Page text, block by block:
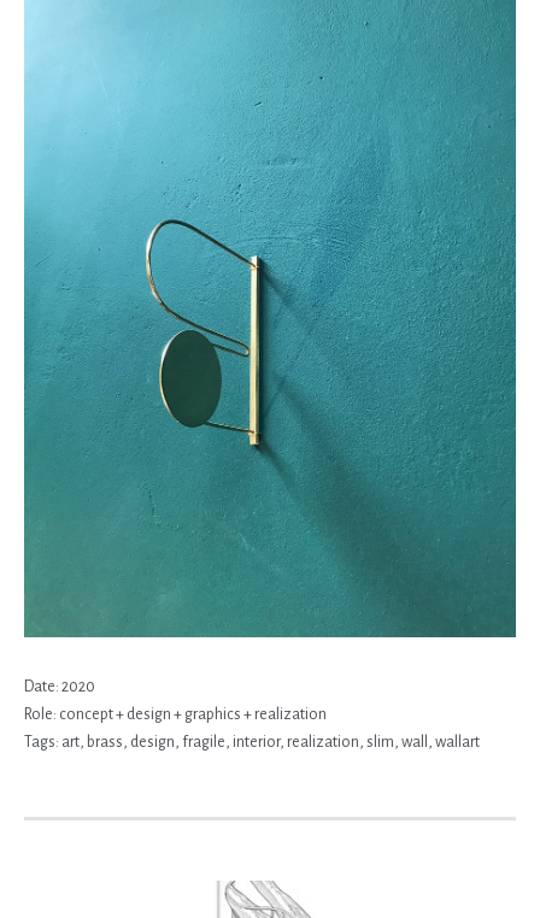
Date: 2020
Role: concept + design + graphics + realization
Tags: art, brass, design, fragile, interior, realization, slim, wall , wallart